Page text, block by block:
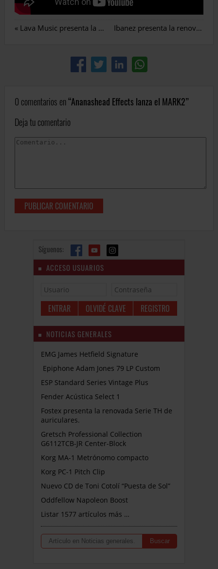
« Lava Music presenta la ME 3 de fibra de carbono Ibanez presenta la renovada RG Premium
0 comentarios en Ananashead Effects lanza el MARK2
Deja tu comentario
Síguenos:
ACCESO USUARIOS
OLVIDÉ CLAVE REGISTRO
NOTICIAS GENERALES
EMG James Hetfield Signature
Epiphone Adam Jones 79 LP Custom
ESP Standard Series Vintage Plus
Fender Acústica Select 1
Fostex presenta la renovada Serie TH de
auriculares.
Gretsch Professional Collection
G6112TCB-JR Center-Block
Korg MA-1 Metrónomo compacto
Korg PC-1 Pitch Clip
Nuevo CD de Toni Cotolí “Puesta de Sol”
Oddfellow Napoleon Boost
Listar 1577 artículos más …